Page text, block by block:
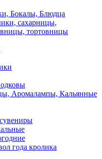
Бокалы, Блюдца
сахарницы,
тортовницы
Аромалампы, Кальянные
года кролика